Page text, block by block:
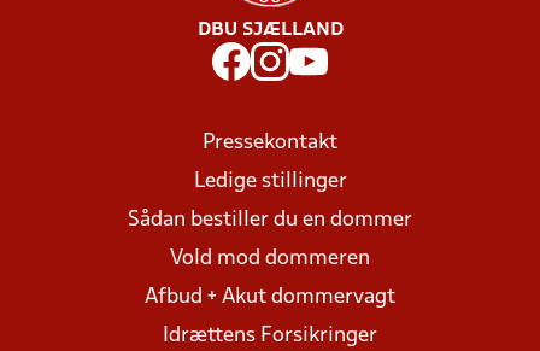
DBU SJÆLLAND
Pressekontakt
Ledige stillinger
Sådan bestiller du en dommer
Vold mod dommeren
Afbud + Akut dommervagt
Idrættens Forsikringer